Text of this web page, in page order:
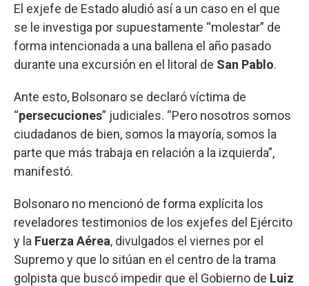
El exjefe de Estado aludió así a un caso en el que
se le investiga por supuestamente “molestar” de
forma intencionada a una ballena el año pasado
durante una excursión en el litoral de San Pablo.
Ante esto, Bolsonaro se declaró víctima de
“persecuciones” judiciales. “Pero nosotros somos
ciudadanos de bien, somos la mayoría, somos la
parte que más trabaja en relación a la izquierda”,
manifestó.
Bolsonaro no mencionó de forma explícita los
reveladores testimonios de los exjefes del Ejército
y la Fuerza Aérea, divulgados el viernes por el
Supremo y que lo sitúan en el centro de la trama
golpista que buscó impedir que el Gobierno de Luiz